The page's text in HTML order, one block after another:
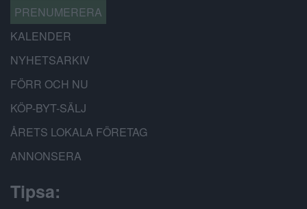
PRENUMERERA
KALENDER
NYHETSARKIV
FÖRR OCH NU
KÖP-BYT-SÄLJ
ÅRETS LOKALA FÖRETAG
ANNONSERA
Tipsa: